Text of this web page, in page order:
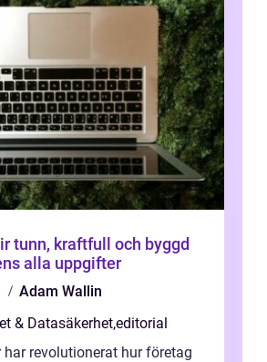
alla uppgifter
Adam Wallin
& Datasäkerhet,editorial
revolutionerat hur företag